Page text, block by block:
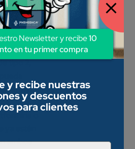
para
la
con
tipo 2,
o
estén
ambos
y recibe nuestras
y descuentos
para clientes
Newsletter y recibe10
en tu primer compra